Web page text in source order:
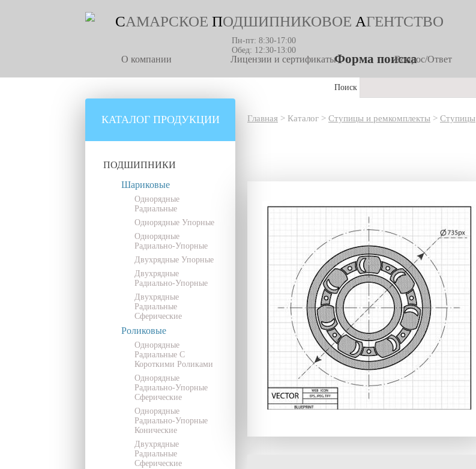
САМАРСКОЕ ПОДШИПНИКОВОЕ АГЕНТСТВО
Пн-пт: 8:30-17:00
Обед: 12:30-13:00
Форма поиска
Поиск
О компании Лицензии и сертификаты Вопрос/Ответ
КАТАЛОГ ПРОДУКЦИИ
ПОДШИПНИКИ
Шариковые
Однорядные
Радиальные
Однорядные Упорные
Однорядные
Радиально-Упорные
Двухрядные Упорные
Двухрядные
Радиально-Упорные
Двухрядные
Радиальные
Сферические
Роликовые
Однорядные
Радиальные С
Короткими Роликами
Однорядные
Радиально-Упорные
Сферические
Однорядные
Радиально-Упорные
Конические
Двухрядные
Радиальные
Сферические
Главная > Каталог > Ступицы и ремкомплекты > Ступицы